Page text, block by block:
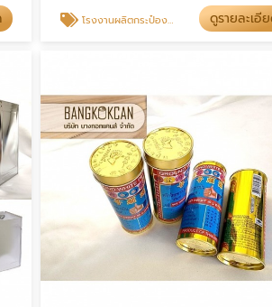
โรงงานผลิตกระป๋องกาว ราคา ดูรายละเอี